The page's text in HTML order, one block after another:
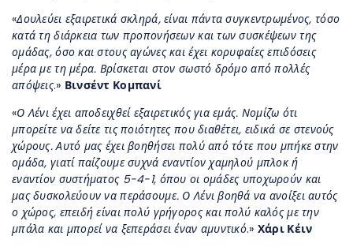
«Δουλεύει εξαιρετικά σκληρά, είναι πάντα συγκεντρωμένος, τόσο
κατά τη διάρκεια των προπονήσεων και των συσκέψεων της
ομάδας, όσο και στους αγώνες και έχει κορυφαίες επιδόσεις
μέρα με τη μέρα. Βρίσκεται στον σωστό δρόμο από πολλές
απόψεις.» Βινσέντ Κομπανί
«Ο Λένι έχει αποδειχθεί εξαιρετικός για εμάς. Νομίζω ότι
μπορείτε να δείτε τις ποιότητες που διαθέτει, ειδικά σε στενούς
χώρους. Αυτό μας έχει βοηθήσει πολύ από τότε που μπήκε στην
ομάδα, γιατί παίζουμε συχνά εναντίον χαμηλού μπλοκ ή
εναντίον συστήματος 5-4-1, όπου οι ομάδες υποχωρούν και
μας δυσκολεύουν να περάσουμε. Ο Λένι βοηθά να ανοίξει αυτός
ο χώρος, επειδή είναι πολύ γρήγορος και πολύ καλός με την
μπάλα και μπορεί να ξεπεράσει έναν αμυντικό.» Χάρι Κέιν